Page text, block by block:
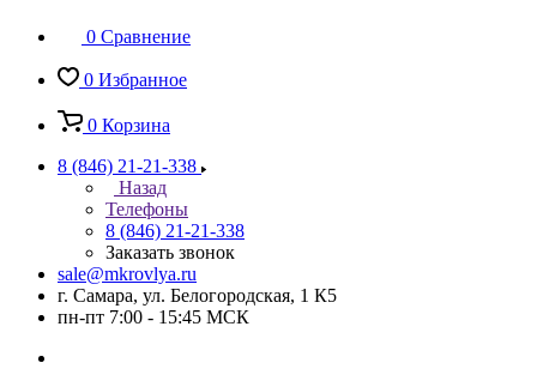
0 Сравнение
0 Избранное
0 Корзина
8 (846) 21-21-338
Назад
Телефоны
8 (846) 21-21-338
Заказать звонок
sale@mkrovlya.ru
г. Самара, ул. Белогородская, 1 К5
пн-пт 7:00 - 15:45 МСК